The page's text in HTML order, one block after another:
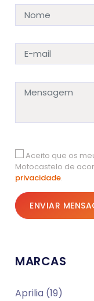
Aceito que os
Motocastelo de
privacidade.
ENVIAR
MARCAS
Aprilia (19)